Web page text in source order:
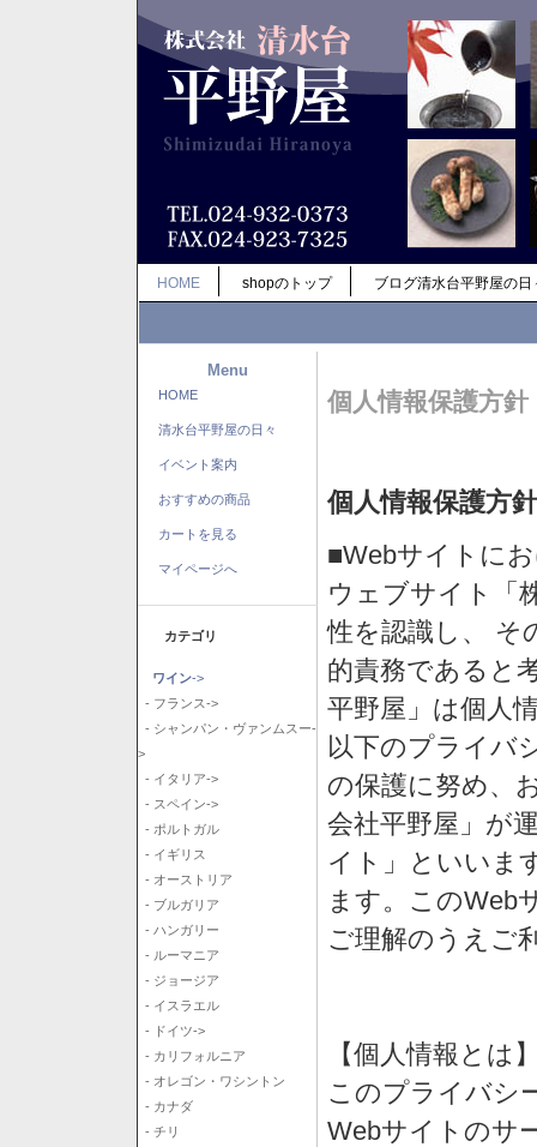
HOME shopのトップ ブログ清水台平野屋の日
Menu
HOME
清水台平野屋の日々
イベント案内
おすすめの商品
カートを見る
マイページへ
カテゴリ
ワイン->
- フランス->
- シャンパン・ヴァンムスー-
>
- イタリア->
- スペイン->
- ポルトガル
- イギリス
- オーストリア
- ブルガリア
- ハンガリー
- ルーマニア
- ジョージア
- イスラエル
- ドイツ->
- カリフォルニア
- オレゴン・ワシントン
- カナダ
- チリ
個人情報保護方針
個人情報保護方針
■Webサイトに
ウェブサイト「
性を認識し、 そ
的責務であると
平野屋」は個人
以下のプライバ
の保護に努め、
会社平野屋」が
イト」といいま
ます。このWeb
ご理解のうえご
【個人情報とは
このプライバシ
Webサイトのサ